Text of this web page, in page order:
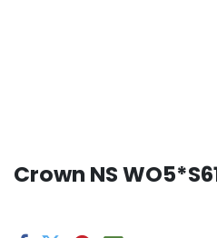
Crown NS